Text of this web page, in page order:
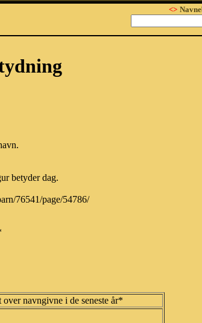
<>
betyder dag.
76541/page/54786/
over navngivne i de seneste år*